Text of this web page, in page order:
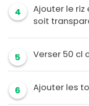
4
Ajouter le riz
soit
5 Verser 50 cl
6 Ajouter les